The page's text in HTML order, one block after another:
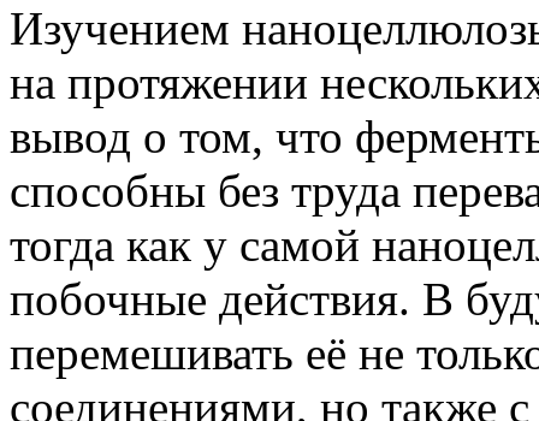
Изучением
на протяжении
вывод о том, что
способны без труда
тогда как у самой
побочные действия. В
перемешивать её не
соединениями, но также